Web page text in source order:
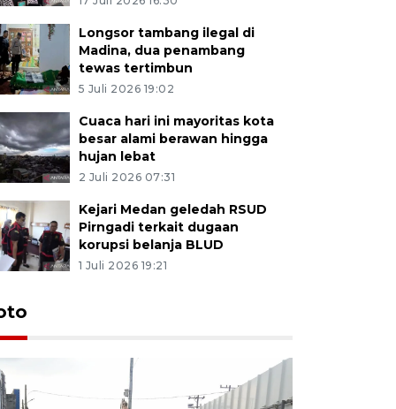
Longsor tambang ilegal di
Madina, dua penambang
tewas tertimbun
5 Juli 2026 19:02
Cuaca hari ini mayoritas kota
besar alami berawan hingga
hujan lebat
2 Juli 2026 07:31
Kejari Medan geledah RSUD
Pirngadi terkait dugaan
korupsi belanja BLUD
1 Juli 2026 19:21